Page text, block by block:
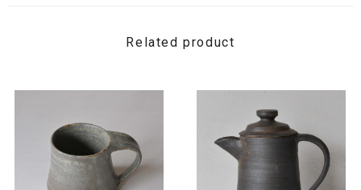
Related product